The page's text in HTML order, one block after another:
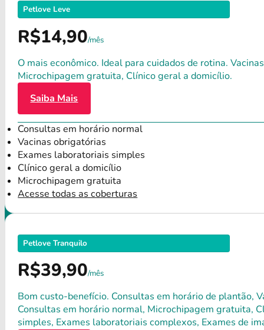
Petlove Leve
R$14,90/mês
O mais econômico. Ideal para cuidados de rotina.
Microchipagem gratuita, Clínico geral a domicílio.
Saiba Mais
Consultas em horário normal
Vacinas obrigatórias
Exames laboratoriais simples
Clínico geral a domicílio
Microchipagem gratuita
Acesse todas as coberturas
Petlove Tranquilo
R$39,90/mês
Bom custo-benefício. Consultas em horário de plantão,
Consultas em horário normal, Microchipagem gratuita,
simples, Exames laboratoriais complexos, Exames de